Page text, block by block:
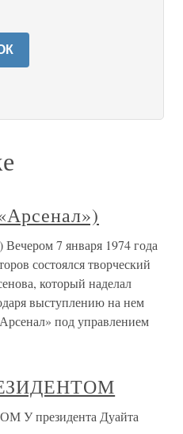
7 января 1974 года
состоялся творческий
который наделал
выступлению на нем
под управлением
президента Дуайта